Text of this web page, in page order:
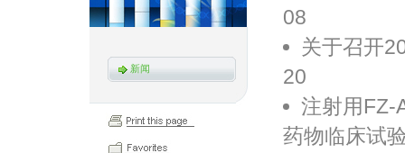
新闻
08
关于召开
20
注射用FZ-
药物临床试